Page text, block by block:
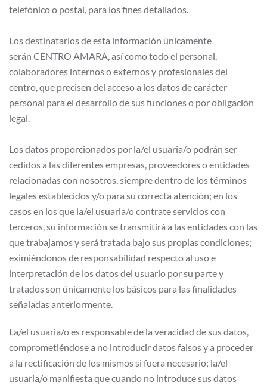
telefónico o postal, para los fines detallados.
Los destinatarios de esta información únicamente
serán CENTRO AMARA, así como todo el personal,
colaboradores internos o externos y profesionales del
centro, que precisen del acceso a los datos de carácter
personal para el desarrollo de sus funciones o por obligación
legal.
Los datos proporcionados por la/el usuaria/o podrán ser
cedidos a las diferentes empresas, proveedores o entidades
relacionadas con nosotros, siempre dentro de los términos
legales establecidos y/o para su correcta atención; en los
casos en los que la/el usuaria/o contrate servicios con
terceros, su información se transmitirá a las entidades con las
que trabajamos y será tratada bajo sus propias condiciones;
eximiéndonos de responsabilidad respecto al uso e
interpretación de los datos del usuario por su parte y
tratados son únicamente los básicos para las finalidades
señaladas anteriormente.
La/el usuaria/o es responsable de la veracidad de sus datos,
comprometiéndose a no introducir datos falsos y a proceder
a la rectificación de los mismos si fuera necesario; la/el
usuaria/o manifiesta que cuando no introduce sus datos